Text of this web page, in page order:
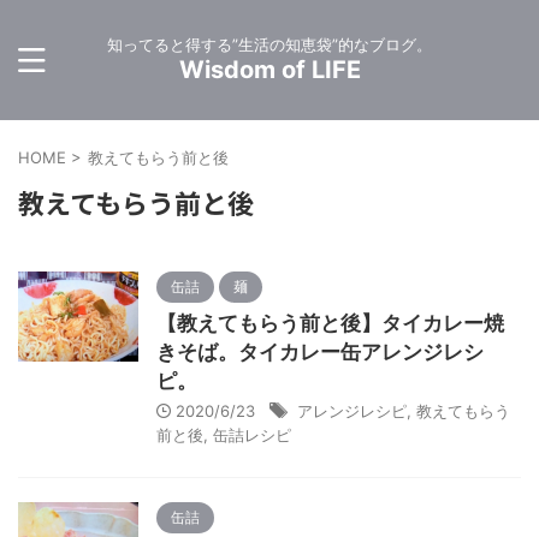
知ってると得する”生活の知恵袋”的なブログ。
Wisdom of LIFE
HOME > 教えてもらう前と後
教えてもらう前と後
缶詰 麺
【教えてもらう前と後】タイカレー焼
きそば。タイカレー缶アレンジレシ
ピ。
2020/6/23 アレンジレシピ 教えてもらう
前と後 缶詰レシピ
缶詰